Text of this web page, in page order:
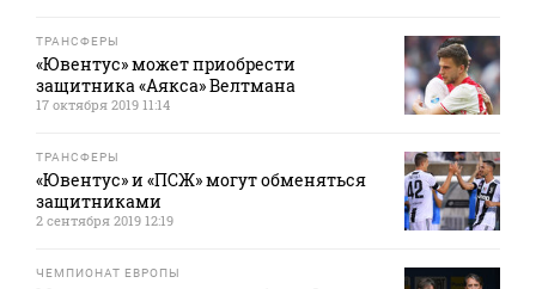
ТРАНСФЕРЫ
«Ювентус» может приобрести
защитника «Аякса» Велтмана
17 октября 2019 11:14
ТРАНСФЕРЫ
«Ювентус» и «ПСЖ» могут обменяться
защитниками
2 сентября 2019 12:19
ЧЕМПИОНАТ ЕВРОПЫ